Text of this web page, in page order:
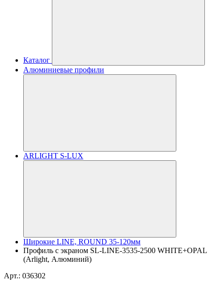
Каталог
Алюминиевые профили
ARLIGHT S-LUX
Широкие LINE, ROUND 35-120мм
Профиль с экраном SL-LINE-3535-2500 WHITE+OPAL
(Arlight, Алюминий)
Арт.: 036302